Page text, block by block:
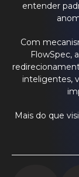
entender
Com
FlowSpec,
inteligentes,
Mais do que